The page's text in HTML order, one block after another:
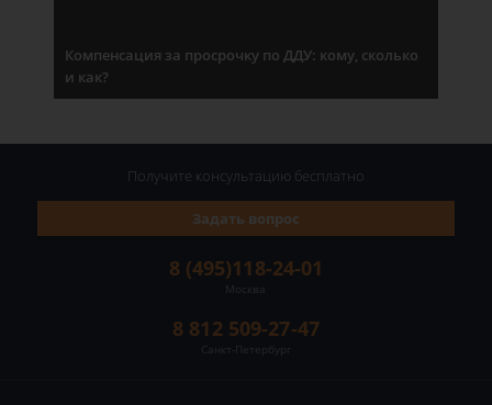
Компенсация за просрочку по ДДУ: кому, сколько
и как?
8 (495)118-24-01
Москва
8 812 509-27-47
Санкт-Петербург
Задать вопрос
Получите консультацию бесплатно